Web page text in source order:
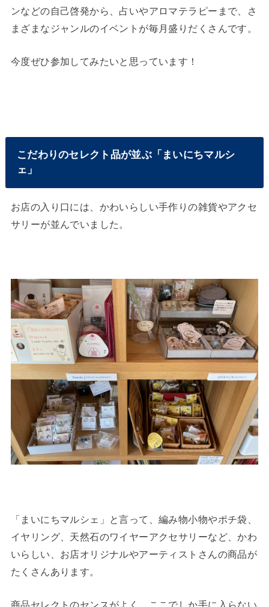
ンなどの自己啓発から、占いやアロマテラピーまで、さ
まざまなジャンルのイベントが毎月盛りだくさんです。
今度ぜひ参加してみたいと思っています！
こだわりのセレクト品が並ぶ「まいにちマルシ
ェ」
お店の入り口には、かわいらしい手作りの雑貨やアクセ
サリーが並んでいました。
「まいにちマルシェ」と言って、編み物小物やポチ袋、
イヤリング、天然石のワイヤーアクセサリーなど、かわ
いらしい、お店オリジナルやアーティストさんの商品が
たくさんあります。
商品セレクトのセンスがよく、ここでしか手に入らない